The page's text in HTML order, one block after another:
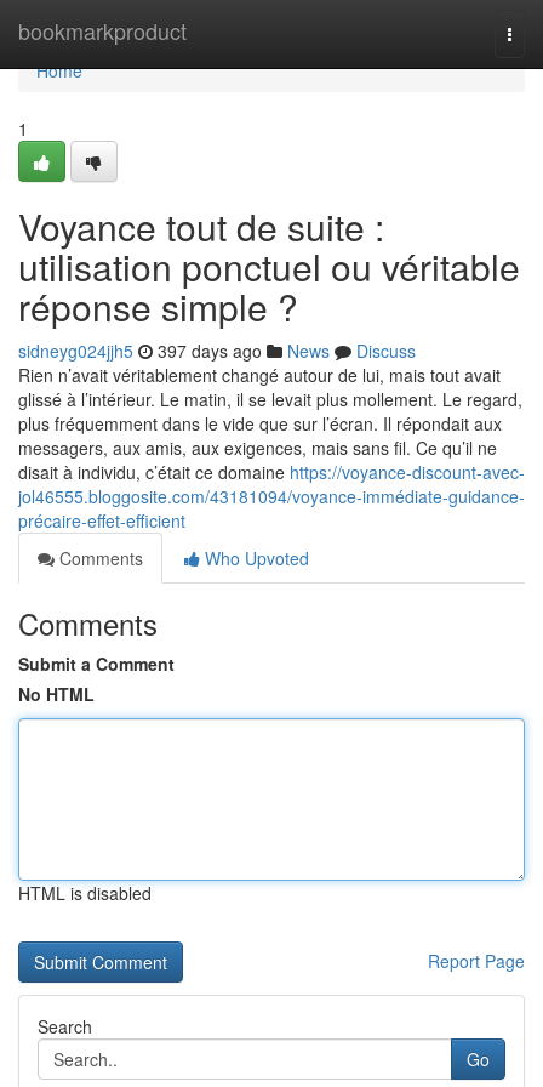
bookmarkproduct
Home
Home
1
Voyance tout de suite :
utilisation ponctuel ou véritable
réponse simple ?
sidneyg024jjh5 397 days ago News
Discuss
Rien n’avait véritablement changé autour de lui, mais tout avait
glissé à l’intérieur. Le matin, il se levait plus mollement. Le regard,
plus fréquemment dans le vide que sur l’écran. Il répondait aux
messagers, aux amis, aux exigences, mais sans fil. Ce qu’il ne
disait à individu, c’était ce domaine https://voyance-discount-avec-
jol46555.bloggosite.com/43181094/voyance-immédiate-guidance-
précaire-effet-efficient
Comments
Who Upvoted
Comments
Submit a Comment
No HTML
HTML is disabled
Report Page
Search
Go